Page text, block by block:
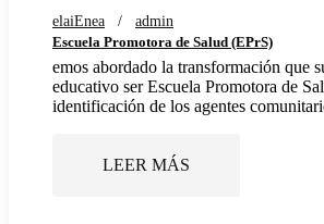
elaiEnea admin
Escuela Promotora de Salud (EPrS)
emos abordado la transformación que
educativo ser Escuela Promotora de
identificación de los agentes
LEER MÁS